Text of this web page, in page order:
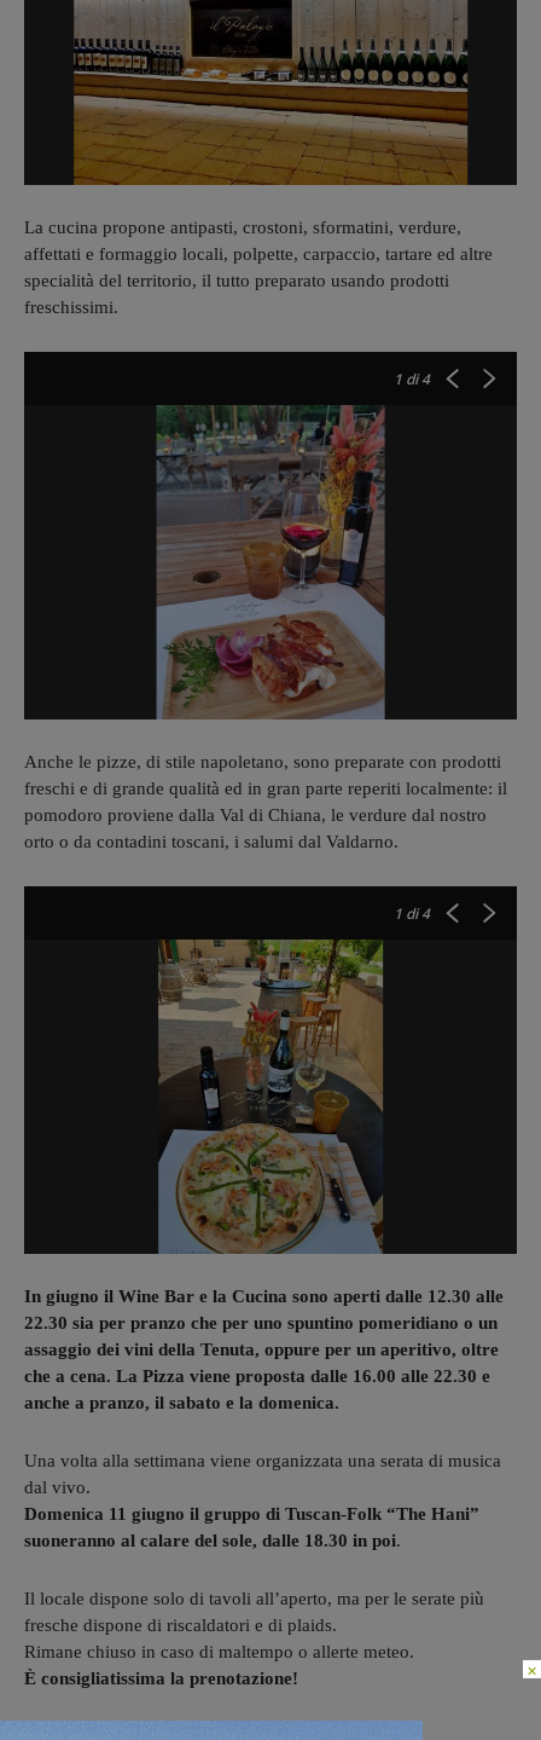
La cucina propone antipasti, crostoni, sformatini, verdure,
affettati e formaggio locali, polpette, carpaccio, tartare ed altre
specialità del territorio, il tutto preparato usando prodotti
freschissimi.
1 di 4
Anche le pizze, di stile napoletano, sono preparate con prodotti
freschi e di grande qualità ed in gran parte reperiti localmente: il
pomodoro proviene dalla Val di Chiana, le verdure dal nostro
orto o da contadini toscani, i salumi dal Valdarno.
1 di 4
In giugno il Wine Bar e la Cucina sono aperti dalle 12.30 alle
22.30 sia per pranzo che per uno spuntino pomeridiano o un
assaggio dei vini della Tenuta, oppure per un aperitivo, oltre
che a cena. La Pizza viene proposta dalle 16.00 alle 22.30 e
anche a pranzo, il sabato e la domenica.
Una volta alla settimana viene organizzata una serata di musica
dal vivo.
Domenica 11 giugno il gruppo di Tuscan-Folk “The Hani”
suoneranno al calare del sole, dalle 18.30 in poi.
Il locale dispone solo di tavoli all’aperto, ma per le serate più
fresche dispone di riscaldatori e di plaids.
Rimane chiuso in caso di maltempo o allerte meteo.
È consigliatissima la prenotazione!
×